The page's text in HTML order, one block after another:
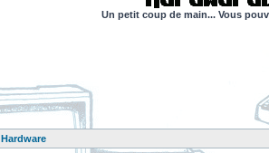
Un petit coup de main... Vous
Hardware